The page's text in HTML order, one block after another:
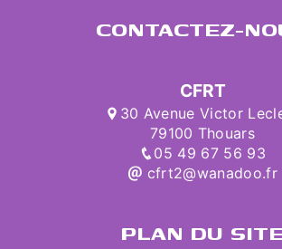
CONTACTEZ-
CFRT
30 Avenue Victor
79100 Thouars
05 49 67 56 93
cfrt2@wanadoo.fr
PLAN DU